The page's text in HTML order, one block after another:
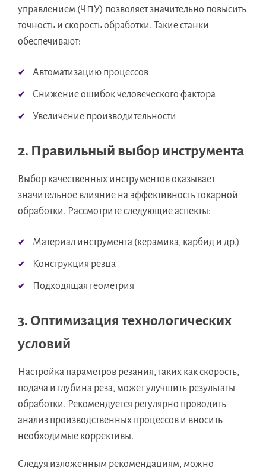
управлением (ЧПУ) позволяет значительно повысить
точность и скорость обработки. Такие станки
обеспечивают:
Автоматизацию процессов
Снижение ошибок человеческого фактора
Увеличение производительности
2. Правильный выбор инструмента
Выбор качественных инструментов оказывает
значительное влияние на эффективность токарной
обработки. Рассмотрите следующие аспекты:
Материал инструмента (керамика, карбид и др.)
Конструкция резца
Подходящая геометрия
3. Оптимизация технологических
условий
Настройка параметров резания, таких как скорость,
подача и глубина реза, может улучшить результаты
обработки. Рекомендуется регулярно проводить
анализ производственных процессов и вносить
необходимые коррективы.
Следуя изложенным рекомендациям, можно